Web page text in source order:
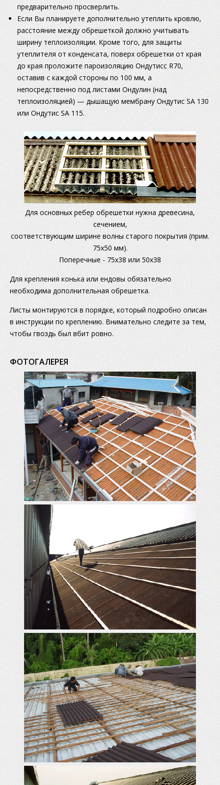
предварительно просверлить.
Если Вы планируете дополнительно утеплить кровлю,
расстояние между обрешеткой должно учитывать
ширину теплоизоляции. Кроме того, для защиты
утеплителя от конденсата, поверх обрешетки от края
до края проложите пароизоляцию Ондутисс R70,
оставив с каждой стороны по 100 мм, а
непосредственно под листами Ондулин (над
теплоизоляцией) — дышащую мембрану Ондутис SA 130
или Ондутис SA 115.
Для основных ребер обрешетки нужна древесина,
сечением,
соответствующим ширине волны старого покрытия (прим.
75х50 мм).
Поперечные - 75х38 или 50х38
Для крепления конька или ендовы обязательно
необходима дополнительная обрешетка.
Листы монтируются в порядке, который подробно описан
в инструкции по креплению. Внимательно следите за тем,
чтобы гвоздь был вбит ровно.
ФОТОГАЛЕРЕЯ